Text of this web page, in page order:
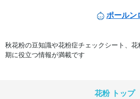
ポールン
秋花粉の豆知識や花粉症チェックシート、
期に役立つ情報が満載です
花粉 トップ